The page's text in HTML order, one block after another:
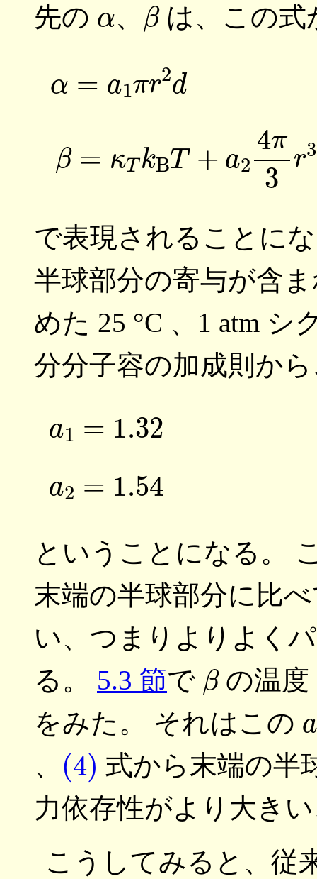
先の 、 は、この式
=κT
で表現されることに
半球部分の寄与が含
めた 25 °C 、1 atm
分分子容の加成則か
ということになる。
末端の半球部分に比
い、つまりよりよく
る。 5.3 節で βの温度
をみた。 それはこの
、 (4) 式から末端の半
力依存性がより大き
こうしてみると、従